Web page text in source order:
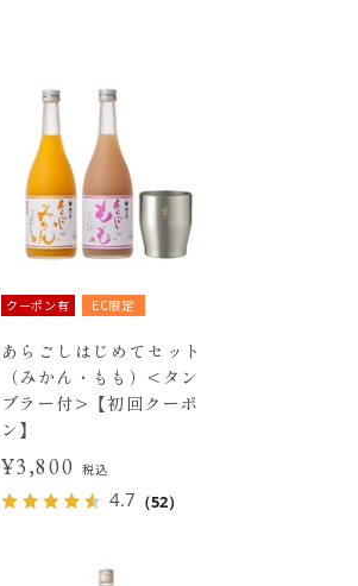
クーポン有 EC限定
あらごしはじめてセット
（みかん・もも）<タン
ブラー付>【初回クーポ
ン】
¥3,800 税込
4.7 （52）